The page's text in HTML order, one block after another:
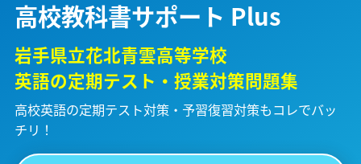
高校教科書サポート Plus
岩手県立花北青雲高等学校
英語の定期テスト・授業対策問題集
高校英語の定期テスト対策・予習復習対策もコレでバッ
チリ！